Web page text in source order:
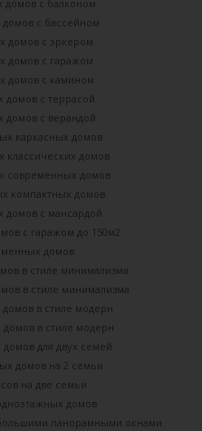
домов с балконом
с бассейном
домов с эркером
домов с гаражом
домов с камином
домов с террасой
домов с верандой
каркасных домов
домов
современных домов
компактных домов
домов с мансардой
с гаражом до 150м2
домов
в стиле минимализма
в стиле минимализма
в стиле модерн
в стиле модерн
для двух семей
домов на 2 семьи
на две семьи
домов
панорамными окнами